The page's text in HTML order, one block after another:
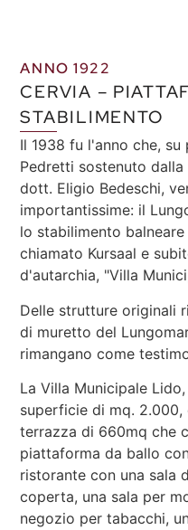
ANNO 1922
CERVIA –
STABILIMENTO
Il 1938 fu l'anno che,
Pedretti sostenuto
dott. Eligio Bedeschi,
importantissime: il
lo stabilimento
chiamato Kursaal e
d'autarchia, "Villa
Delle strutture originali
di muretto del
rimangano come
La Villa Municipale
superficie di mq. 2.000,
terrazza di 660mq che
piattaforma da ballo
ristorante con una sala
coperta, una sala per
negozio per tabacchi,